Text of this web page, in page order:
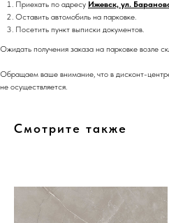
Приехать по адресу Ижевск, ул.
Оставить автомобиль на парковке.
Посетить пункт выписки документов.
Ожидать получения заказа на парковке возле
Обращаем ваше внимание, что в дисконт-
не осуществляется.
Смотрите также